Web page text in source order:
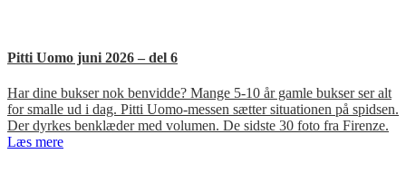
Pitti Uomo juni 2026 – del 6
Har dine bukser nok benvidde? Mange 5-10 år gamle bukser ser alt
for smalle ud i dag. Pitti Uomo-messen sætter situationen på spidsen.
Der dyrkes benklæder med volumen. De sidste 30 foto fra Firenze.
Læs mere